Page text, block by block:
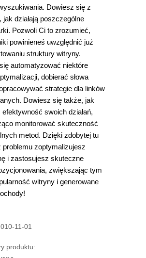
Dowiesz się z
jak działają poszczególne
Pozwoli Ci to zrozumieć,
powinieneś uwzględnić już
struktury witryny.
automatyzować niektóre
dobierać słowa
strategie dla linków
Dowiesz się także, jak
swoich działań,
monitorować skuteczność
metod. Dzięki zdobytej tu
problemu zoptymalizujesz
i zastosujesz skuteczne
zwiększając tym
witryny i generowane
11-01
produktu: